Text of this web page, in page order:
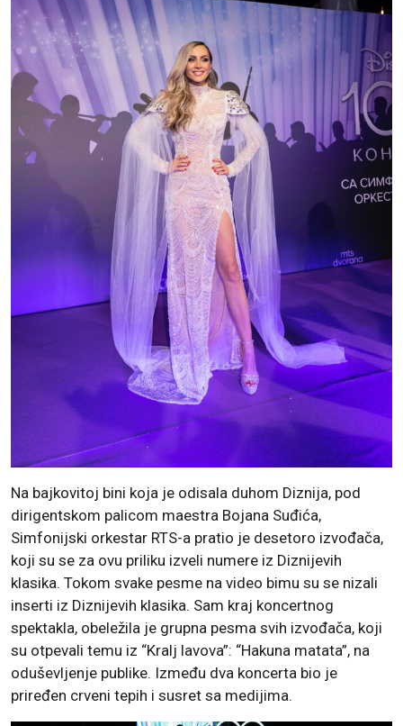
Na bajkovitoj bini koja je odisala duhom Diznija, pod
dirigentskom palicom maestra Bojana Suđića,
Simfonijski orkestar RTS-a pratio je desetoro izvođača,
koji su se za ovu priliku izveli numere iz Diznijevih
klasika. Tokom svake pesme na video bimu su se nizali
inserti iz Diznijevih klasika. Sam kraj koncertnog
spektakla, obeležila je grupna pesma svih izvođača, koji
su otpevali temu iz “Kralj lavova”: “Hakuna matata”, na
oduševljenje publike. Između dva koncerta bio je
priređen crveni tepih i susret sa medijima.